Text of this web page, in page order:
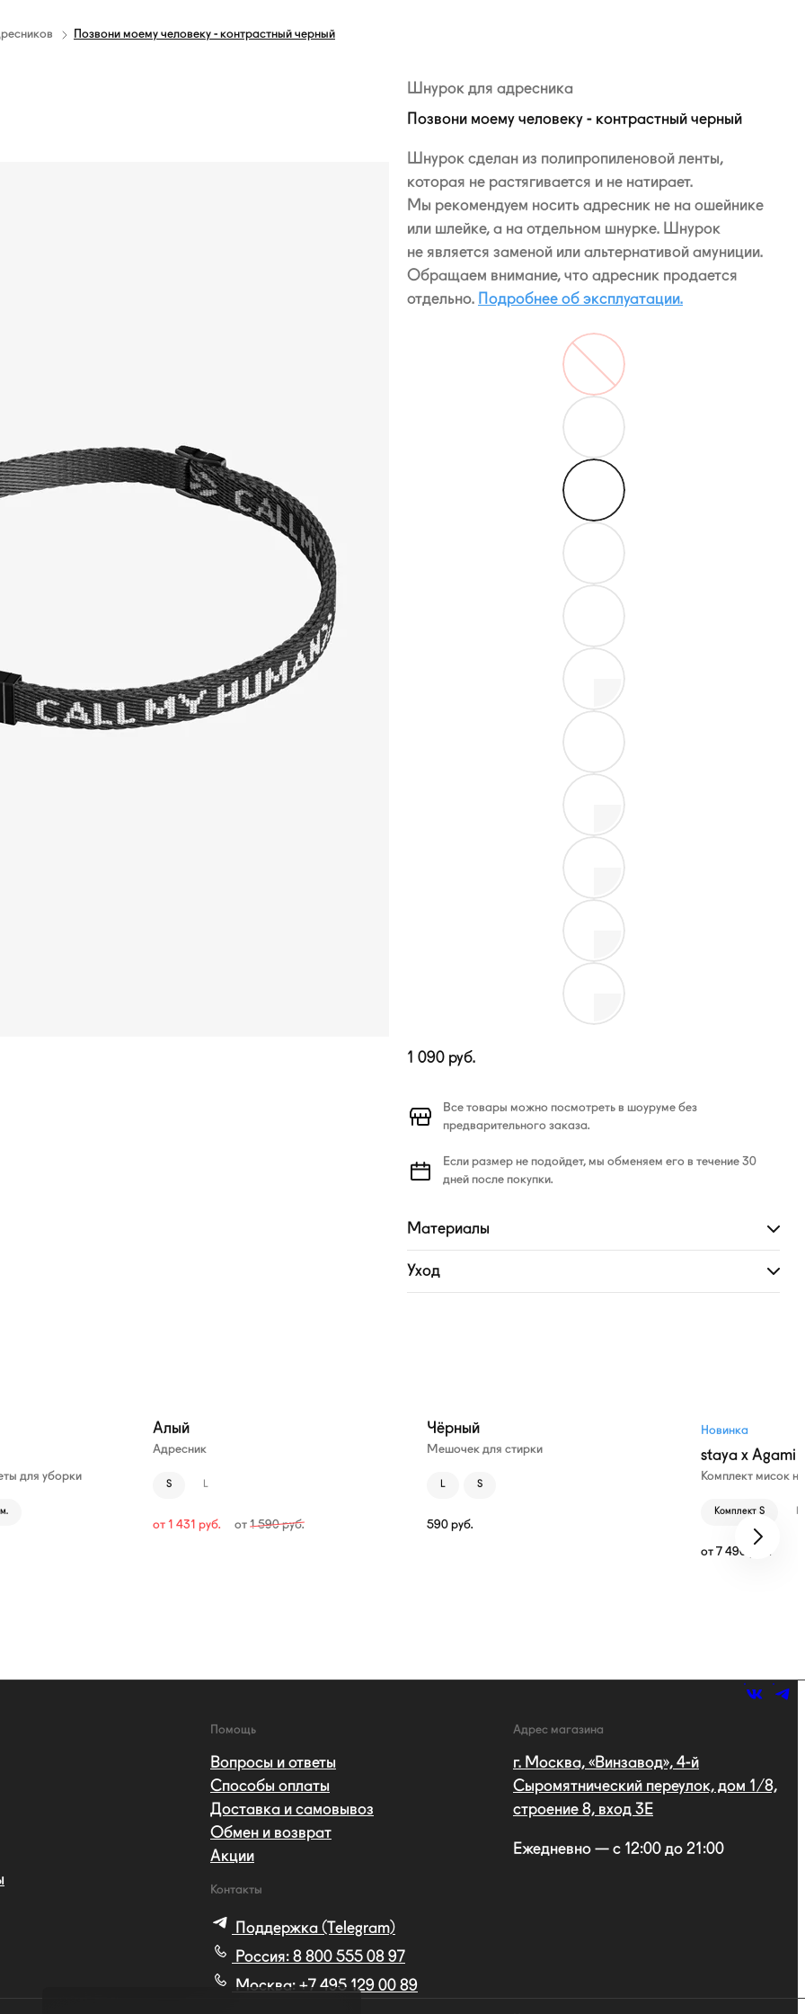
Позвони моему человеку - контрастный черный
Шнурок для адресника
Позвони моему человеку - контрастный черный
Шнурок сделан из полипропиленовой ленты,
которая не растягивается и не натирает.
Мы рекомендуем носить адресник не на ошейнике
или шлейке, а на отдельном шнурке. Шнурок
не является заменой или альтернативой амуниции.
Обращаем внимание, что адресник продается
отдельно. Подробнее об эксплуатации.
1 090 руб.
Все товары можно посмотреть в шоуруме без
предварительного заказа.
Если размер не подойдет, мы обменяем его в течение 30
дней после покупки.
Материалы
Развернуть
Уход
Развернуть
для уборки
Алый
Адресник
S L
от 1 431 руб. от1 590руб.
Чёрный
Мешочек для стирки
L S
590 руб.
Новинка
staya x Agami
Комплект мисок
Комплект S
от 7 490 руб.
Помощь
Вопросы и ответы
Способы оплаты
Доставка и самовывоз
Обмен и возврат
Акции
Контакты
Поддержка (Telegram)
Россия: 8 800 555 08 97
Москва: +7 495 129 00 89
Адрес магазина
г. Москва, «Винзавод», 4-й
Сыромятнический переулок, дом 1/8,
строение 8, вход 3E
Ежедневно — с 12:00 до 21:00